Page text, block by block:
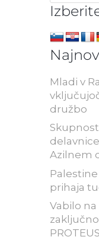
Mladi v
družbo
Azilnem
prihaja
Vabilo